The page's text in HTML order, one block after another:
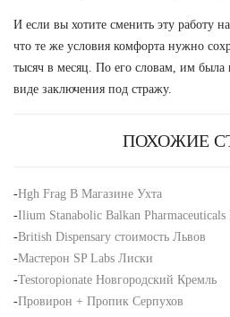
И если вы хотите сменить эту работу
что те же условия комфорта нужно
тысяч в месяц. По его словам, им была
виде заключения под стражу.
ПОХОЖИЕ
-Hgh Frag В Магазине Ухта
-Ilium Stanabolic Balkan
-British Dispensary стоимость Львов
-Мастерон SP Labs Лиски
-Testoropionate Новгородский Кремль
-Провирон + Пропик Серпухов